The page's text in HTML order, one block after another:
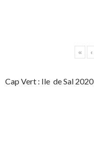
« ‹
Cap Vert : Ile de Sal 2020